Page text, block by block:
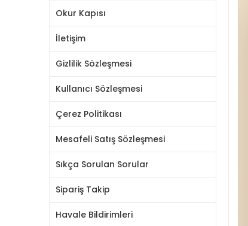
Okur Kapısı
İletişim
Gizlilik Sözleşmesi
Kullanıcı Sözleşmesi
Çerez Politikası
Mesafeli Satış Sözleşmesi
Sıkça Sorulan Sorular
Sipariş Takip
Havale Bildirimleri